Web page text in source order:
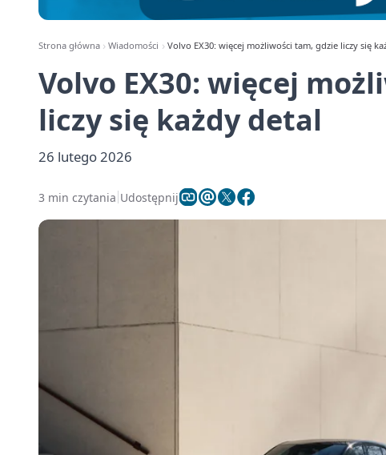
Strona główna Wiadomości Volvo EX30: więcej możliwości tam, gdzie liczy się
Volvo EX30: więcej
liczy się każdy detal
26 lutego 2026
3 min czytania Udostępnij